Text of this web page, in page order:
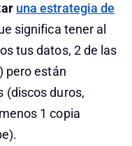
una estrategia de
significa tener al
tus datos, 2 de las
pero están
(discos duros,
1 copia